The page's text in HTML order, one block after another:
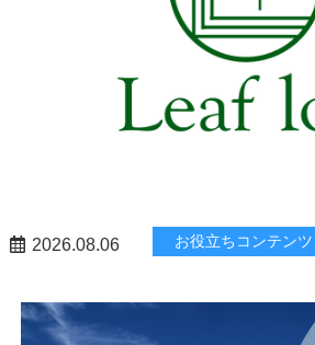
2026.08.06 お役立ちコンテンツ